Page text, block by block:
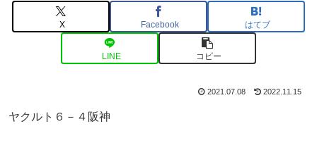
X Facebook はてブ
LINE コピー
2021.07.08 2022.11.15
ヤクルト６－４阪神